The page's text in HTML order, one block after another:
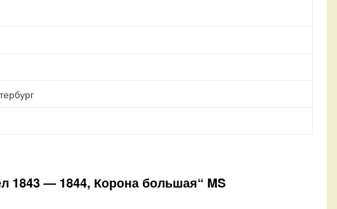
1843 — 1844, Корона большая“ MS